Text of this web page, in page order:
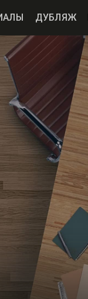
ДУБЛЯЖ